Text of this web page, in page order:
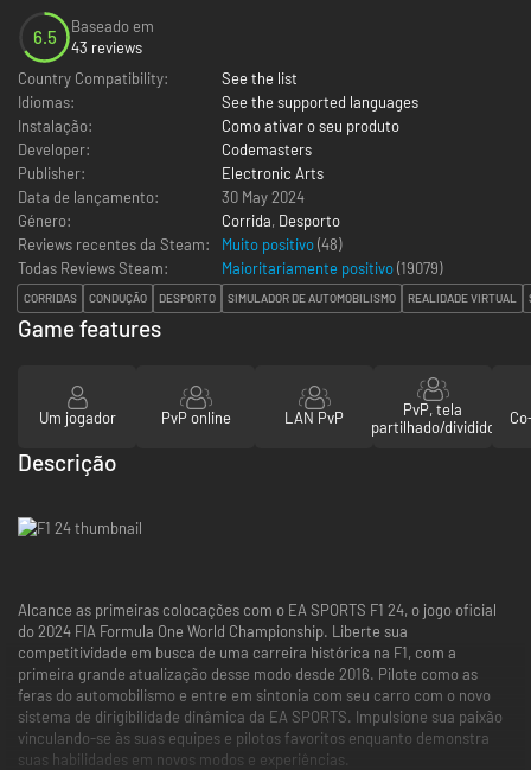
6.5
Baseado em
43 reviews
Country Compatibility:
See the list
Idiomas:
See the supported languages
Instalação:
Como ativar o seu produto
Developer:
Codemasters
Publisher:
Electronic Arts
Data de lançamento:
30 May 2024
Género:
Corrida, Desporto
Reviews recentes da Steam:
Muito positivo(48)
Todas Reviews Steam:
Maioritariamente positivo(19079)
CORRIDAS CONDUÇÃO DESPORTO SIMULADOR DE AUTOMOBILISMO REALIDADE VIRTUAL
Game features
Um jogador PvP online LAN PvP
PvP, tela
partilhado/dividido
Descrição
Alcance as primeiras colocações com o EA SPORTS F1 24, o jogo oficial
do 2024 FIA Formula One World Championship. Liberte sua
competitividade em busca de uma carreira histórica na F1, com a
primeira grande atualização desse modo desde 2016. Pilote como as
feras do automobilismo e entre em sintonia com seu carro com o novo
sistema de dirigibilidade dinâmica da EA SPORTS. Impulsione sua paixão
vinculando-se às suas equipes e pilotos favoritos enquanto demonstra
suas habilidades em novos modos e experiências.